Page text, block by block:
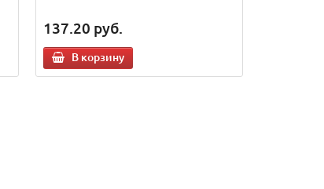
137.20 руб.
В корзину